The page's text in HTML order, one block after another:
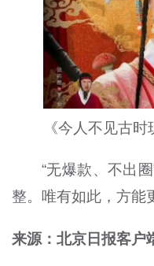
《今人不见古时
“无爆款、不出
整。唯有如此，方能
来源：北京日报客户